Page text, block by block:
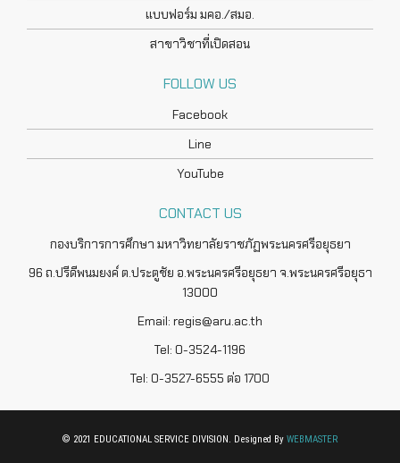
แบบฟอร์ม มคอ./สมอ.
สาขาวิชาที่เปิดสอน
FOLLOW US
Facebook
Line
YouTube
CONTACT US
กองบริการการศึกษา มหาวิทยาลัยราชภัฏพระนครศรีอยุธยา
96 ถ.ปรีดีพนมยงค์ ต.ประตูชัย อ.พระนครศรีอยุธยา จ.พระนครศรีอยุธา
13000
Email: regis@aru.ac.th
Tel: 0-3524-1196
Tel: 0-3527-6555 ต่อ 1700
© 2021 EDUCATIONAL SERVICE DIVISION. Designed By WEBMASTER